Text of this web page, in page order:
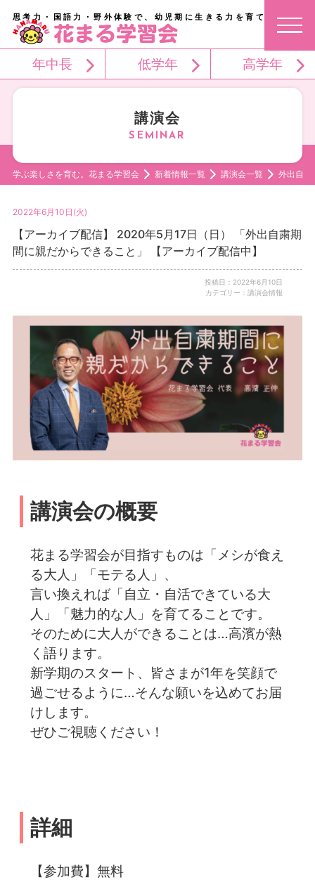
思考力・国語力・野外体験で、幼児期に生きる力を育てる。
年中長 低学年 高学年
講演会
学ぶ楽しさを育む。花まる学習会 新着情報一覧 講演会一覧 外出自粛
2022年6月10日(火)
【アーカイブ配信】 2020年5月17日（日） 「外出自粛期
間に親だからできること」 【アーカイブ配信中】
投稿日：2022年6月10日
カテゴリー：講演会情報
講演会の概要
花まる学習会が目指すものは「メシが食え
る大人」「モテる人」、
言い換えれば「自立・自活できている大
人」「魅力的な人」を育てることです。
そのために大人ができることは…高濱が熱
く語ります。
新学期のスタート、皆さまが1年を笑顔で
過ごせるように…そんな願いを込めてお届
けします。
ぜひご視聴ください！
詳細
【参加費】無料